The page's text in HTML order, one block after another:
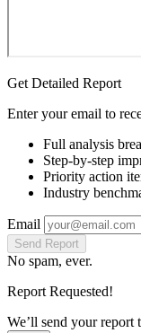
Get Detailed Report
Enter your email to
Full analysis
Step-by-step
Priority action
Industry
Email
Send Report
No spam, ever.
Report Requested!
We’ll send your report